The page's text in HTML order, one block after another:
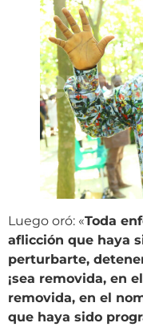
Luego oró: «Toda
aflicción que haya
perturbarte,
¡sea removida, en
removida, en el
que haya sido